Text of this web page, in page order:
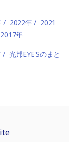
2022年
2021
2017年
光邦EYE'Sのまと